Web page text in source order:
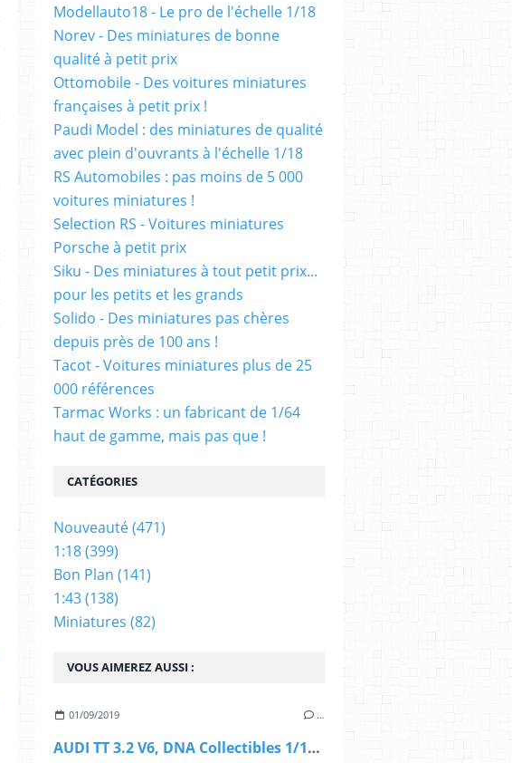
VOUS AIMEREZ AUSSI :
01/09/2019 …
AUDI TT 3.2 V6, DNA Collectibles 1/18 (DNA000040)
Modellauto18 - Le pro de l'échelle 1/18
Norev - Des miniatures de bonne
qualité à petit prix
Ottomobile - Des voitures miniatures
françaises à petit prix !
Paudi Model : des miniatures de qualité
avec plein d'ouvrants à l'échelle 1/18
RS Automobiles : pas moins de 5 000
voitures miniatures !
Selection RS - Voitures miniatures
Porsche à petit prix
Siku - Des miniatures à tout petit prix...
pour les petits et les grands
Solido - Des miniatures pas chères
depuis près de 100 ans !
Tacot - Voitures miniatures plus de 25
000 références
Tarmac Works : un fabricant de 1/64
haut de gamme, mais pas que !
CATÉGORIES
Nouveauté(471)
1:18(399)
Bon Plan (141)
1:43(138)
Miniatures (82)